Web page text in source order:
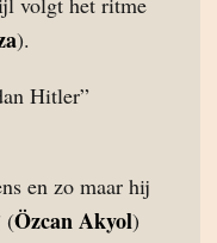
).
Hitler”
en zo maar hij
(Özcan Akyol)